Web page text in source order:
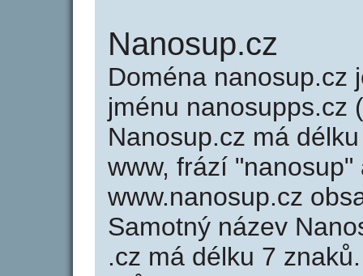
Nanosup.cz
Doména nanosup.cz
jménu nanosupps.cz
Nanosup.cz má
www, frází
www.nanosup.cz
Samotný název
.cz má délku 7